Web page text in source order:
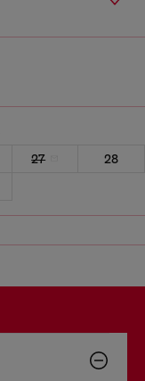
27
28